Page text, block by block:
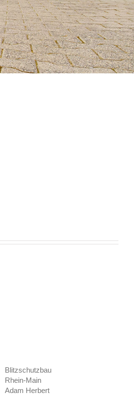
Blitzschutzbau
Rhein-Main
Adam Herbert